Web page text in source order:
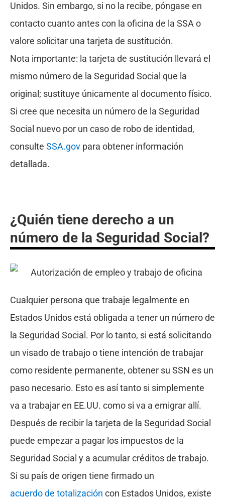
Unidos. Sin embargo, si no la recibe, póngase en
contacto cuanto antes con la oficina de la SSA o
valore solicitar una tarjeta de sustitución.
Nota importante: la tarjeta de sustitución llevará el
mismo número de la Seguridad Social que la
original; sustituye únicamente al documento físico.
Si cree que necesita un número de la Seguridad
Social nuevo por un caso de robo de identidad,
consulte SSA.gov para obtener información
detallada.
¿Quién tiene derecho a un
número de la Seguridad Social?
Cualquier persona que trabaje legalmente en
Estados Unidos está obligada a tener un número de
la Seguridad Social. Por lo tanto, si está solicitando
un visado de trabajo o tiene intención de trabajar
como residente permanente, obtener su SSN es un
paso necesario. Esto es así tanto si simplemente
va a trabajar en EE.UU. como si va a emigrar allí.
Después de recibir la tarjeta de la Seguridad Social
puede empezar a pagar los impuestos de la
Seguridad Social y a acumular créditos de trabajo.
Si su país de origen tiene firmado un
acuerdo de totalización con Estados Unidos, existe